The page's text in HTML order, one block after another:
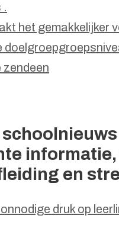
.
het gemakkelijker
zendeen
en
druk op